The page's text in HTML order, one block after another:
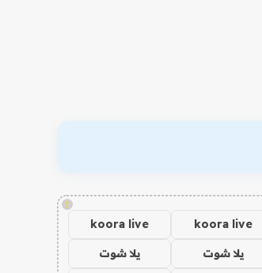
!
koora live
koora live
يلا شوت يلا شوت